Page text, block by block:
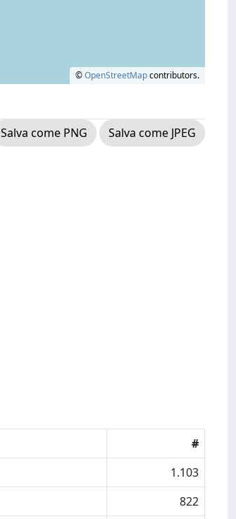
©OpenStreetMapcontributors.
Salva come PNG
Salva come JPEG
#
1.103
822